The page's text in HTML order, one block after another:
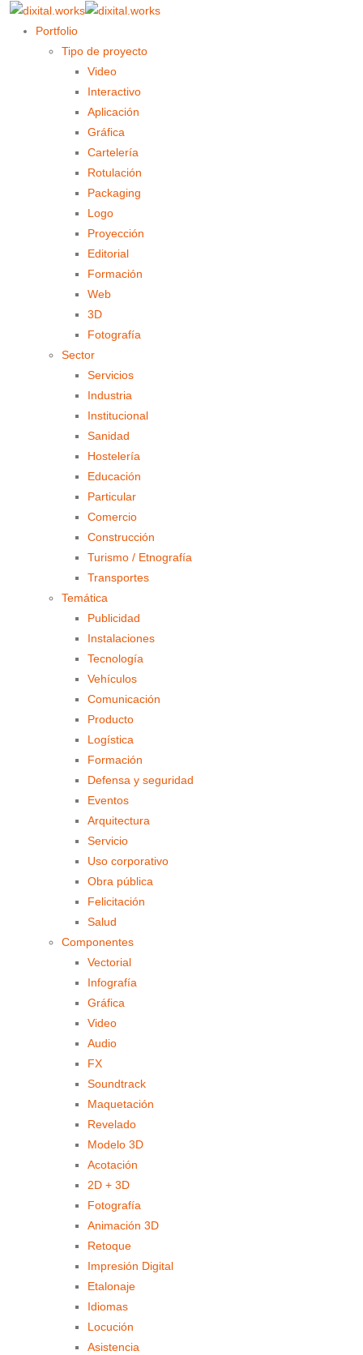
Portfolio
Tipo de proyecto
Video
Interactivo
Aplicación
Gráfica
Cartelería
Rotulación
Packaging
Logo
Proyección
Editorial
Formación
Web
3D
Fotografía
Sector
Servicios
Industria
Institucional
Sanidad
Hostelería
Educación
Particular
Comercio
Construcción
Turismo / Etnografía
Transportes
Temática
Publicidad
Instalaciones
Tecnología
Vehículos
Comunicación
Producto
Logística
Formación
Defensa y seguridad
Eventos
Arquitectura
Servicio
Uso corporativo
Obra pública
Felicitación
Salud
Componentes
Vectorial
Infografía
Gráfica
Video
Audio
FX
Soundtrack
Maquetación
Revelado
Modelo 3D
Acotación
2D + 3D
Fotografía
Animación 3D
Retoque
Impresión Digital
Etalonaje
Idiomas
Locución
Asistencia